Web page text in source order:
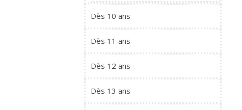
Dès 10 ans
Dès 11 ans
Dès 12 ans
Dès 13 ans